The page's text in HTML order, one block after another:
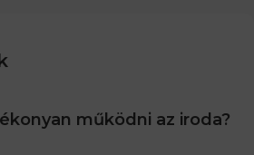
működni az iroda?